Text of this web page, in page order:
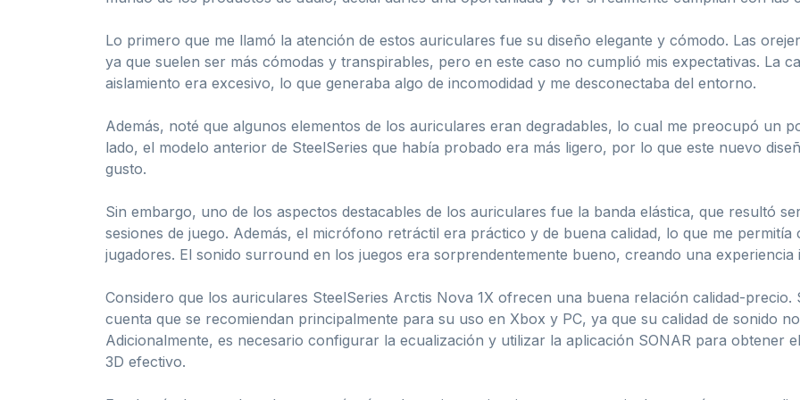
Lo primero que me llamó la atención de estos auriculares fue su diseño elegante y cómodo. Las
ya que suelen ser más cómodas y transpirables, pero en este caso no cumplió mis expectativas. La
aislamiento era excesivo, lo que generaba algo de incomodidad y me desconectaba del entorno.
Además, noté que algunos elementos de los auriculares eran degradables, lo cual me preocupó un
lado, el modelo anterior de SteelSeries que había probado era más ligero, por lo que este nuevo
gusto.
Sin embargo, uno de los aspectos destacables de los auriculares fue la banda elástica, que resultó
sesiones de juego. Además, el micrófono retráctil era práctico y de buena calidad, lo que me
jugadores. El sonido surround en los juegos era sorprendentemente bueno, creando una experiencia
Considero que los auriculares SteelSeries Arctis Nova 1X ofrecen una buena relación calidad-
cuenta que se recomiendan principalmente para su uso en Xbox y PC, ya que su calidad de sonido
Adicionalmente, es necesario configurar la ecualización y utilizar la aplicación SONAR para obtener
3D efectivo.